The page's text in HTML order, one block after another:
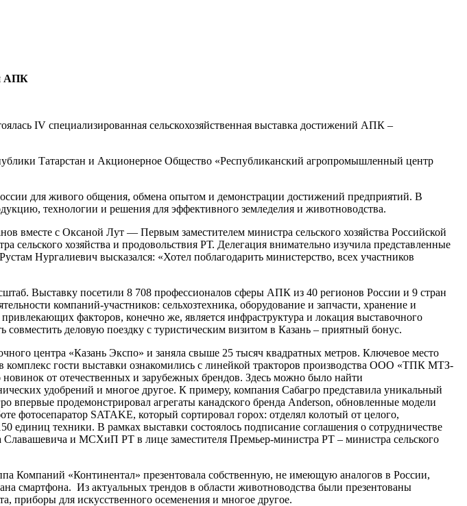
АПК
IV специализированная сельскохозяйственная выставка достижений АПК –
Татарстан и Акционерное Общество «Республиканский агропромышленный центр
для живого общения, обмена опытом и демонстрации достижений предприятий. В
технологии и решения для эффективного земледелия и животноводства.
вместе с Оксаной Лут — Первым заместителем министра сельского хозяйства Российской
хозяйства и продовольствия РТ. Делегация внимательно изучила представленные
Нургалиевич высказался: «Хотел поблагодарить министерство, всех участников
Выставку посетили 8 708 профессионалов сферы АПК из 40 регионов России и 9 стран
компаний-участников: сельхозтехника, оборудование и запчасти, хранение и
факторов, конечно же, является инфраструктура и локация выставочного
деловую поездку с туристическим визитом в Казань – приятный бонус.
центра «Казань Экспо» и заняла свыше 25 тысяч квадратных метров. Ключевое место
комплекс гости выставки ознакомились с линейкой тракторов производства ООО «ТПК МТЗ-
от отечественных и зарубежных брендов. Здесь можно было найти
удобрений и многое другое. К примеру, компания Сабагро представила уникальный
продемонстрировал агрегаты канадского бренда Anderson, обновленные модели
фотосепаратор SATAKE, который сортировал горох: отделял колотый от целого,
единиц техники. В рамках выставки состоялось подписание соглашения о сотрудничестве
и МСХиП РТ в лице заместителя Премьер-министра РТ – министра сельского
Компаний «Континентал» презентовала собственную, не имеющую аналогов в России,
смартфона. Из актуальных трендов в области животноводства были презентованы
приборы для искусственного осеменения и многое другое.